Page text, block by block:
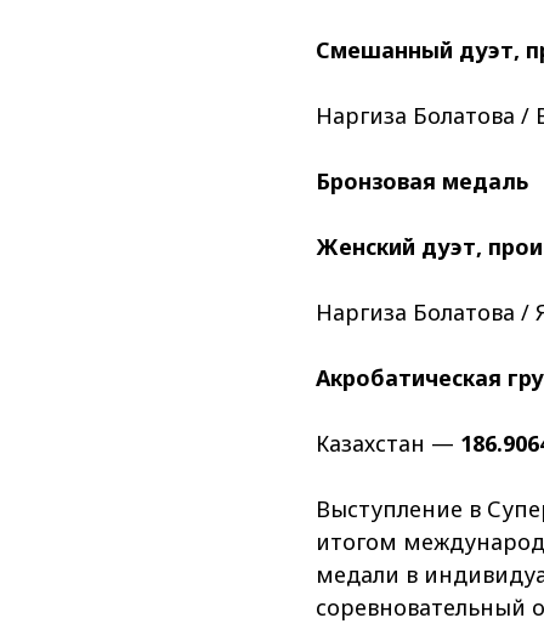
Смешанный дуэт,
Наргиза Болатова
Бронзовая медаль
Женский дуэт,
Наргиза Болатова
Акробатическая
Казахстан —
Выступление в
итогом
медали в
соревновательный